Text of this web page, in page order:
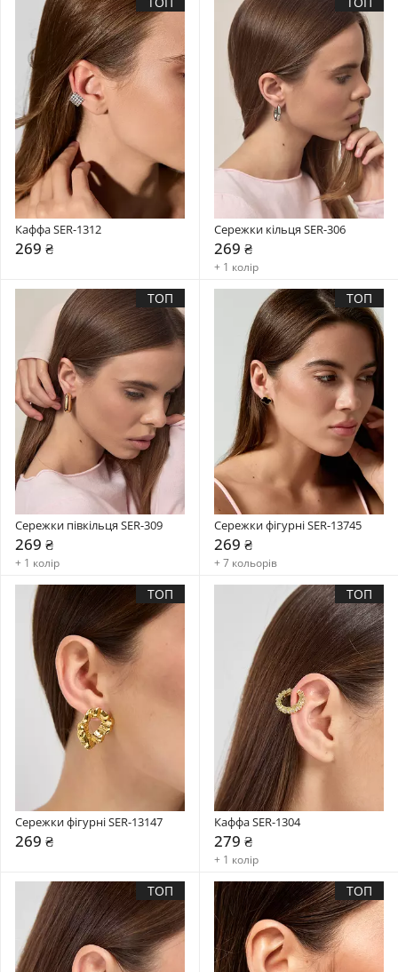
Каффа SER-1312
269 ₴
Сережки кільця SER-306
269 ₴
+ 1 колір
ТОП
Сережки півкільця SER-309
269 ₴
+ 1 колір
ТОП
Сережки фігурні SER-13745
269 ₴
+ 7 кольорів
ТОП
Сережки фігурні SER-13147
269 ₴
ТОП
Каффа SER-1304
279 ₴
+ 1 колір
ТОП ТОП